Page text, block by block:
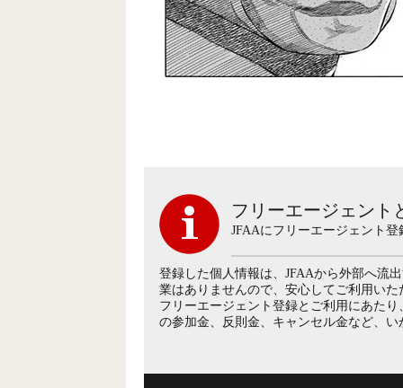
フリーエージェント
JFAAにフリーエージェント
登録した個人情報は、JFAAから外部へ流
業はありませんので、安心してご利用いた
フリーエージェント登録とご利用にあた
の参加金、反則金、キャンセル金など、